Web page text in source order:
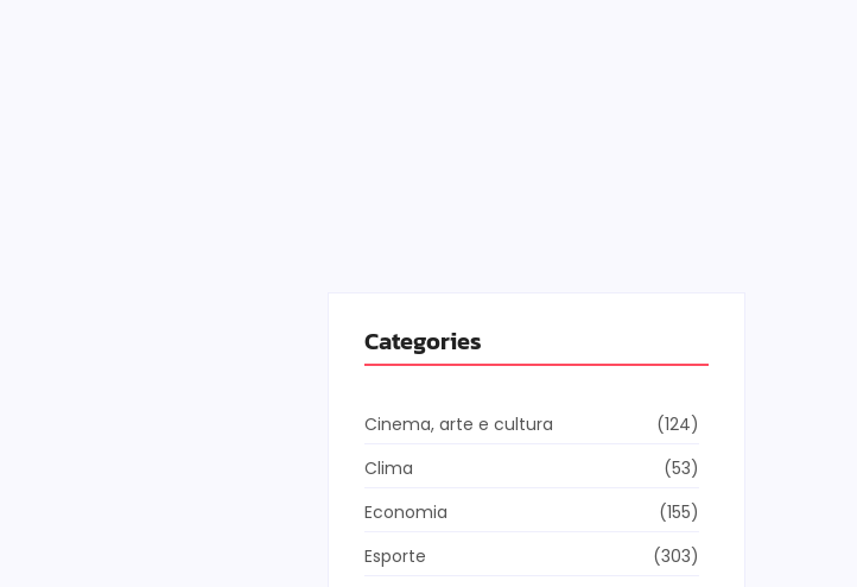
Categories
Cinema, arte e cultura
(124)
Clima
(53)
Economia
(155)
Esporte
(303)